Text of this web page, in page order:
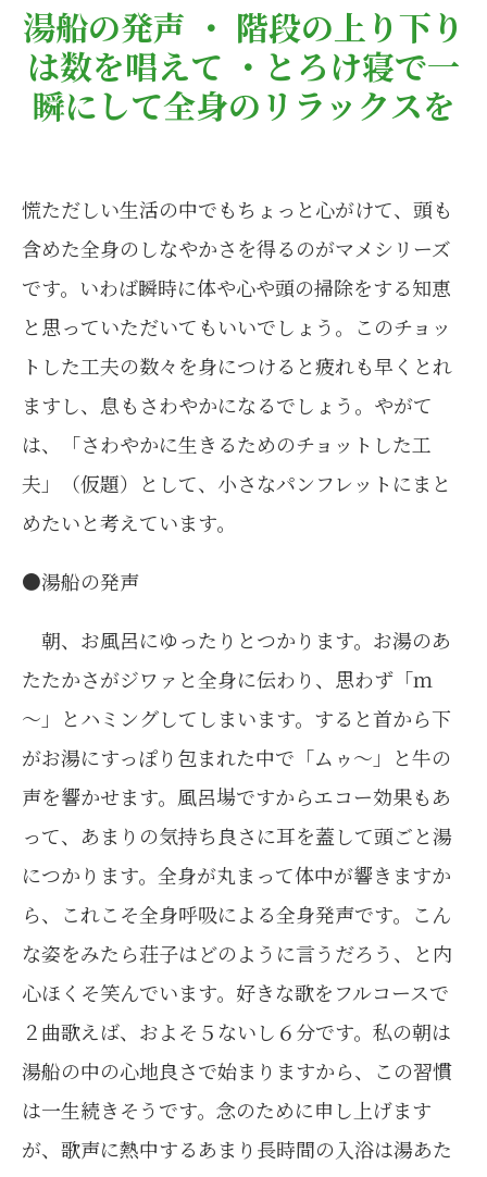
湯船の発声 ・ 階段の上り下り
は数を唱えて ・とろけ寝で一
瞬にして全身のリラックスを
慌ただしい生活の中でもちょっと心がけて、頭も
含めた全身のしなやかさを得るのがマメシリーズ
です。いわば瞬時に体や心や頭の掃除をする知恵
と思っていただいてもいいでしょう。このチョッ
トした工夫の数々を身につけると疲れも早くとれ
ますし、息もさわやかになるでしょう。やがて
は、「さわやかに生きるためのチョットした工
夫」（仮題）として、小さなパンフレットにまと
めたいと考えています。
●湯船の発声
朝、お風呂にゆったりとつかります。お湯のあ
たたかさがジワァと全身に伝わり、思わず「ｍ
～」とハミングしてしまいます。すると首から下
がお湯にすっぽり包まれた中で「ムゥ～」と牛の
声を響かせます。風呂場ですからエコー効果もあ
って、あまりの気持ち良さに耳を蓋して頭ごと湯
につかります。全身が丸まって体中が響きますか
ら、これこそ全身呼吸による全身発声です。こん
な姿をみたら荘子はどのように言うだろう、と内
心ほくそ笑んでいます。好きな歌をフルコースで
２曲歌えば、およそ５ないし６分です。私の朝は
湯船の中の心地良さで始まりますから、この習慣
は一生続きそうです。念のために申し上げます
が、歌声に熱中するあまり長時間の入浴は湯あた